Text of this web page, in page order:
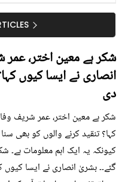
سستا اور قدرتی حل
شکر ہے معین اختر،
انصاری نے ایسا کیوں
دی
شکر ہے معین اختر، عمر شریف
کہا؟ تنقید کرنے والوں کو بھی
کیونکہ یہ ایک اہم معلومات ہے۔
گئے۔۔ بشریٰ انصاری نے ایسا